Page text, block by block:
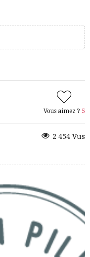
Vous aimez ? 5
2 454 Vus